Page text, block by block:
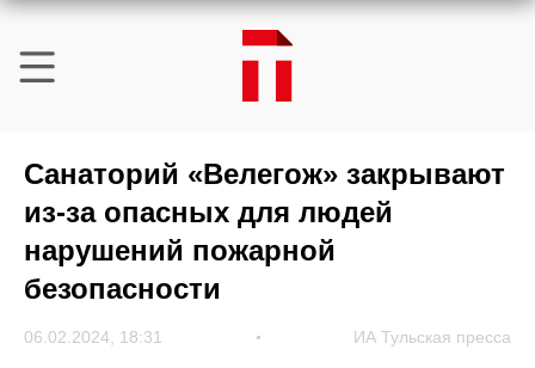
Санаторий «Велегож» закрывают
из-за опасных для людей
нарушений пожарной
безопасности
06.02.2024, 18:31 ИА Тульская пресса